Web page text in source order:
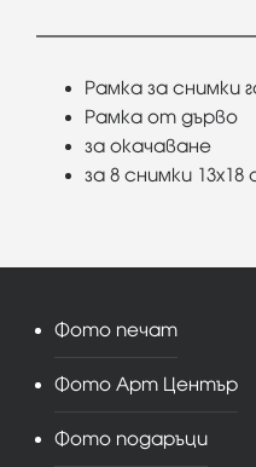
Рамка за снимки
Рамка от дърво
за окачаване
за 8 снимки 13х18
Фото печат
Фото Арт Център
Фото подаръци